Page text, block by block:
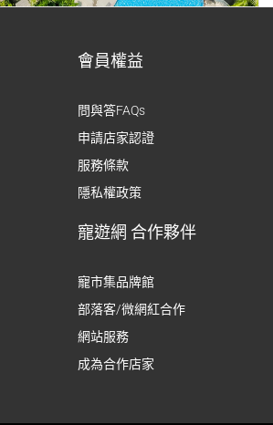
會員權益
問與答FAQs
申請店家認證
服務條款
隱私權政策
寵遊網 合作夥伴
寵市集品牌館
部落客/微網紅合作
網站服務
成為合作店家